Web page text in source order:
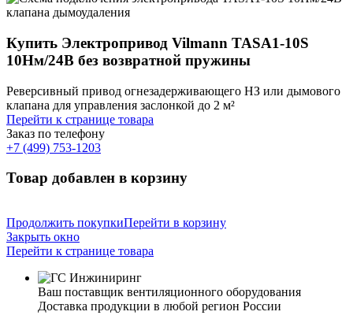
Купить Электропривод Vilmann TASA1-10S
10Нм/24В без возвратной пружины
Реверсивный привод огнезадерживающего НЗ или дымового
клапана для управления заслонкой до 2 м²
Перейти к странице товара
Заказ по телефону
+7 (499) 753-1203
Товар добавлен в корзину
Продолжить покупкиПерейти в корзину
Закрыть окно
Перейти к странице товара
Ваш поставщик вентиляционного оборудования
Доставка продукции в любой регион России